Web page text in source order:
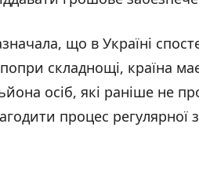
що в Україні
попри складнощі, країна
осіб, які раніше не
процес регулярної